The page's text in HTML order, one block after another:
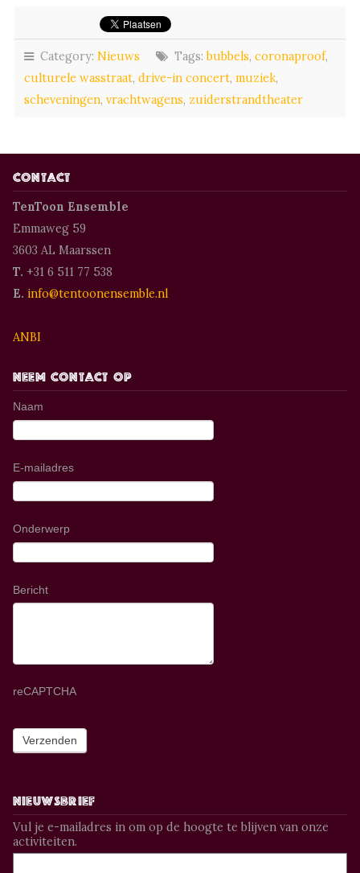
Category: Nieuws Tags:bubbels, coronaproof,
culturele wasstraat, drive-in concert, muziek,
scheveningen, vrachtwagens, zuiderstrandtheater
Contact
TenToon Ensemble
Emmaweg 59
3603 AL Maarssen
T. +31 6 511 77 538
E. info@tentoonensemble.nl
ANBI
Neem contact op
Naam
E-mailadres
Onderwerp
Bericht
reCAPTCHA
Nieuwsbrief
Vul je e-mailadres in om op de hoogte te blijven van onze
activiteiten.